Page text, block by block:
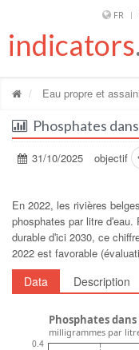
FR
indicators
Eau propre et
Phosphates
31/10/2025 objectif
En 2022, les rivières
phosphates par litre
durable dʹici 2030, ce
2022 est favorable
Data Description
0.4
Phosphates
milligrammes par